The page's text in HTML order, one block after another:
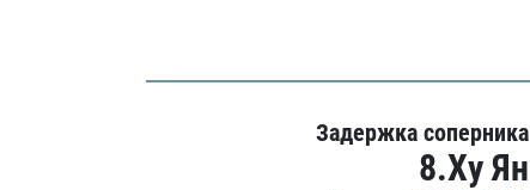
Задержка соперника
8.Ху Ян